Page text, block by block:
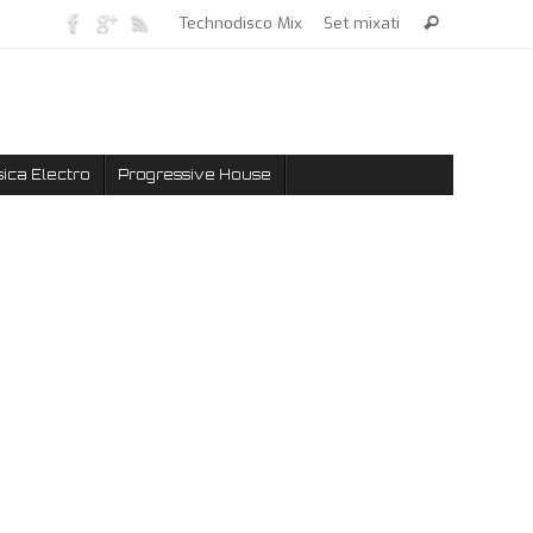
Technodisco Mix Set mixati
Electro Progressive House